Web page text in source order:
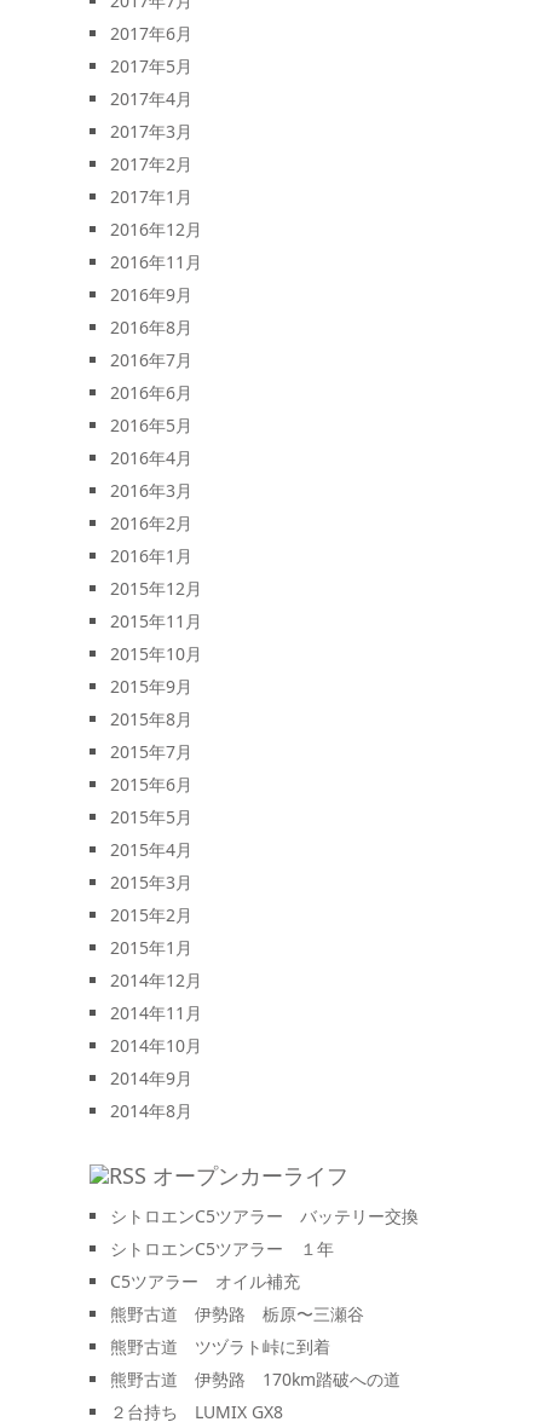
2017年6月
2017年5月
2017年4月
2017年3月
2017年2月
2017年1月
2016年12月
2016年11月
2016年9月
2016年8月
2016年7月
2016年6月
2016年5月
2016年4月
2016年3月
2016年2月
2016年1月
2015年12月
2015年11月
2015年10月
2015年9月
2015年8月
2015年7月
2015年6月
2015年5月
2015年4月
2015年3月
2015年2月
2015年1月
2014年12月
2014年11月
2014年10月
2014年9月
2014年8月
オープンカーライフ
シトロエンC5ツアラー バッテリー交換
シトロエンC5ツアラー １年
C5ツアラー オイル補充
熊野古道 伊勢路 栃原〜三瀬谷
熊野古道 ツヅラト峠に到着
熊野古道 伊勢路 170km踏破への道
２台持ち LUMIX GX8